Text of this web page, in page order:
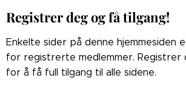
Registrer deg og få tilgang!
Enkelte sider på denne hjemmesiden
for registrerte medlemmer. Registrer
for å få full tilgang til alle sidene.